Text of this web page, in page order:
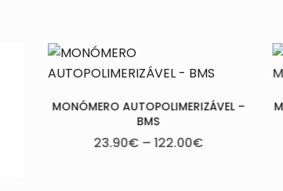
–
MEGA CRYL HOT 7KG-